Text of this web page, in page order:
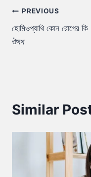
Post
navigation
PREVIOUS
হোমিওপ্যাথি কোন রোগের কি
ঔষধ
Similar